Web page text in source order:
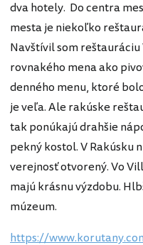
dva hotely. Do centra
mesta je niekoľko
Navštívil som
rovnakého mena ako
denného menu, ktoré
je veľa. Ale rakúske
tak ponúkajú drahšie
pekný kostol. V Rakúsku
verejnosť otvorený. Vo
majú krásnu výzdobu.
múzeum.
https://